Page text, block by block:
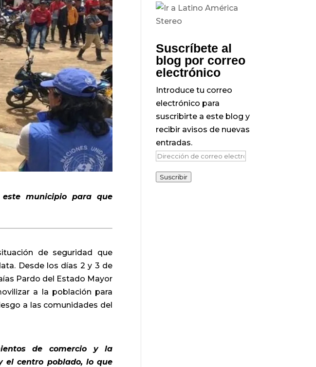
municipio para que
de seguridad que
Desde los días 2 y 3 de
Pardo del Estado Mayor
a la población para
a las comunidades del
de comercio y la
el centro poblado, lo que
Suscríbete al
blog por correo
electrónico
Introduce tu correo
electrónico para
suscribirte a este blog y
recibir avisos de nuevas
entradas.
Dirección
correo
Suscribir